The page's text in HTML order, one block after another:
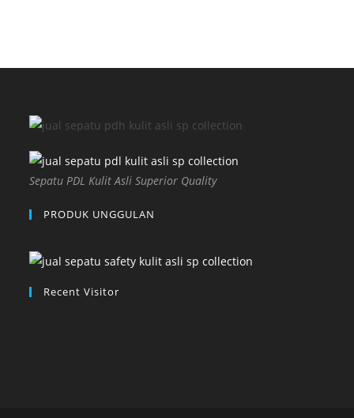
Sepatu PDL Kulit Asli Superior Quality
PRODUK UNGGULAN
Recent Visitor